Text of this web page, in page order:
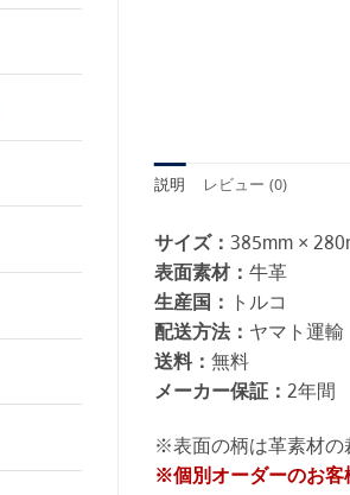
説明 レビュー (0)
サイズ： 385mm ×
表面素材： 牛革
生産国： トルコ
配送方法： ヤマト運輸
送料： 無料
メーカー保証： 2年間
※表面の柄は革素材の
※個別オーダーのお客